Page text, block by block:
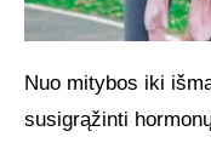
Nuo mitybos iki
susigrąžinti